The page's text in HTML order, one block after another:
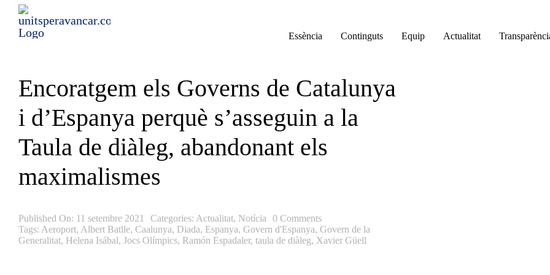
Skip
content
Essència Continguts Equip Actualitat
Encoratgem els Governs de Catalunya
i d’Espanya perquè s’asseguin a la
Taula de diàleg, abandonant els
maximalismes
Published On: 11 setembre 2021 Categories: Actualitat, Notícia
0 Comments
Tags: Aeroport, Albert Batlle, Caalunya, Diada, Espanya, Govern d'Espanya, Govern de la
Generalitat, Helena Isábal, Jocs Olímpics, Ramón Espadaler, taula de diàleg, Xavier Güell